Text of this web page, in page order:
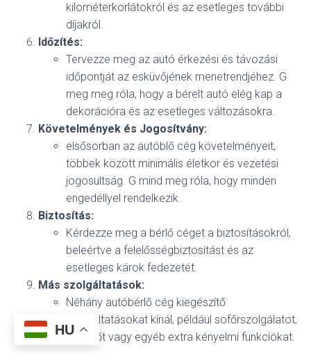
kilométerkorlátokról és az esetleges további
díjakról.
Időzítés:
Tervezze meg az autó érkezési és távozási
időpontját az esküvőjének menetrendjéhez. G
meg meg róla, hogy a bérelt autó elég kap a
dekorációra és az esetleges változásokra.
Követelmények és Jogosítvány:
elsősorban az autóblő cég követelményeit,
többek között minimális életkor és vezetési
jogosultság. G mind meg róla, hogy minden
engedéllyel rendelkezik.
Biztosítás:
Kérdezze meg a bérlő céget a biztosításokról,
beleértve a felelősségbiztosítást és az
esetleges károk fedezetét.
Más szolgáltatások:
Néhány autóbérlő cég kiegészítő
szolgáltatásokat kínál, például sofőrszolgálatot,
pezsgőt vagy egyéb extra kényelmi funkciókat.
HU